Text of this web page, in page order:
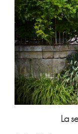
La